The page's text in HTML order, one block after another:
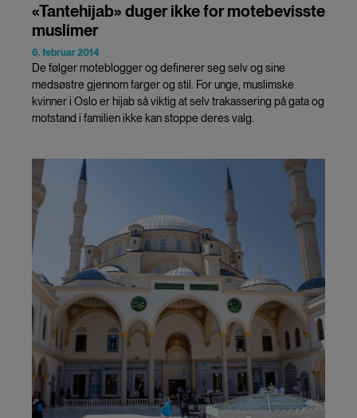
«Tantehijab» duger ikke for motebevisste
muslimer
6. februar 2014
De følger moteblogger og definerer seg selv og sine
medsøstre gjennom farger og stil. For unge, muslimske
kvinner i Oslo er hijab så viktig at selv trakassering på gata og
motstand i familien ikke kan stoppe deres valg.